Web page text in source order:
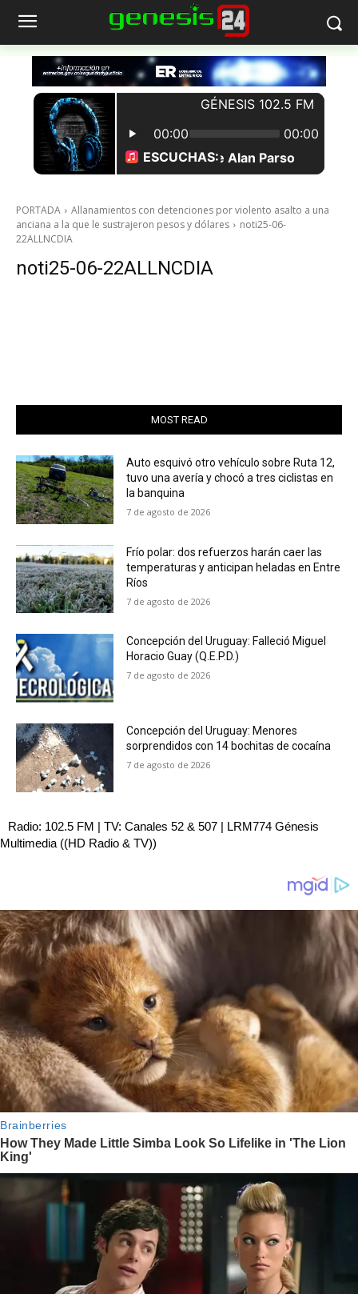
PORTADA
Allanamientos con detenciones por violento asalto a una
anciana a la que le sustrajeron pesos y dólares
noti25-06-
22ALLNCDIA
noti25-06-22ALLNCDIA
MOST READ
Auto esquivó otro vehículo sobre Ruta 12,
tuvo una avería y chocó a tres ciclistas en
la banquina
7 de agosto de 2026
Frío polar: dos refuerzos harán caer las
temperaturas y anticipan heladas en Entre
Ríos
7 de agosto de 2026
Concepción del Uruguay: Falleció Miguel
Horacio Guay (Q.E.P.D.)
7 de agosto de 2026
Concepción del Uruguay: Menores
sorprendidos con 14 bochitas de cocaína
7 de agosto de 2026
Radio: 102.5 FM | TV: Canales 52 & 507 | LRM774 Génesis
Multimedia ((HD Radio & TV))